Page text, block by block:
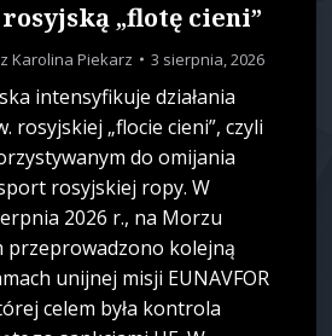
„flotę cieni”
Karolina Piekarz 3 sierpnia, 2026
intensyfikuje działania
rosyjskiej „flocie cieni”, czyli
do omijania
rosyjskiej ropy. W
2026 r., na Morzu
przeprowadzono kolejną
unijnej misji EUNAVFOR
celem była kontrola